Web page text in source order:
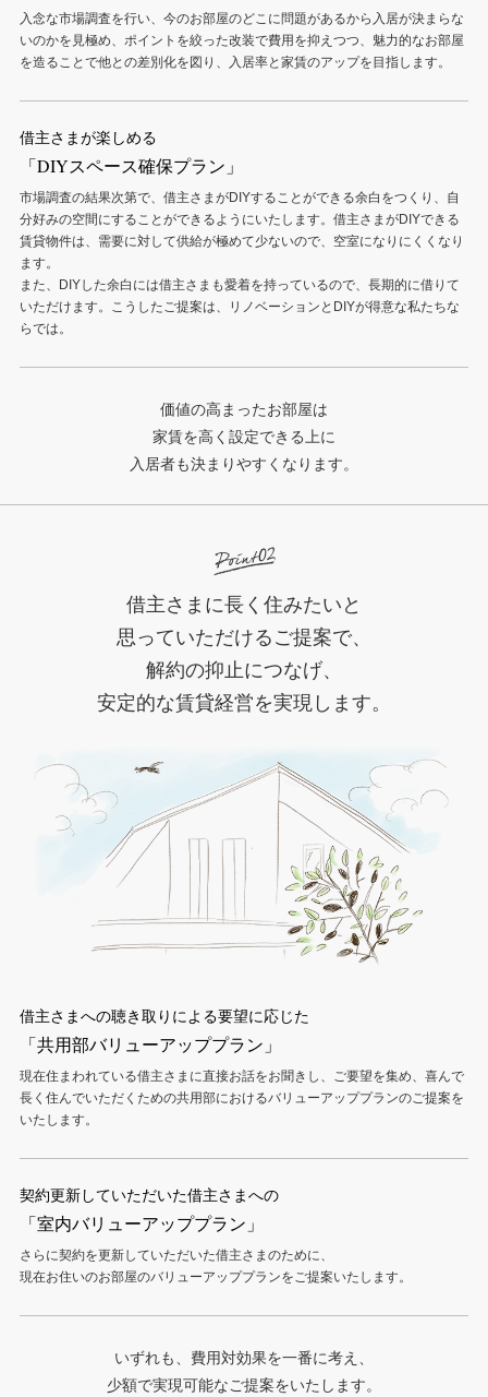
入念な市場調査を行い、今のお部屋のどこに問題があるから入居が決まらな
いのかを見極め、ポイントを絞った改装で費用を抑えつつ、魅力的なお部屋
を造ることで他との差別化を図り、入居率と家賃のアップを目指します。
借主さまが楽しめる
「DIYスペース確保プラン」
市場調査の結果次第で、借主さまがDIYすることができる余白をつくり、自
分好みの空間にすることができるようにいたします。借主さまがDIYできる
賃貸物件は、需要に対して供給が極めて少ないので、空室になりにくくなり
ます。
また、DIYした余白には借主さまも愛着を持っているので、長期的に借りて
いただけます。こうしたご提案は、リノベーションとDIYが得意な私たちな
らでは。
価値の高まったお部屋は
家賃を高く設定できる上に
入居者も決まりやすくなります。
借主さまに長く住みたいと
思っていただけるご提案で、
解約の抑止につなげ、
安定的な賃貸経営を実現します。
借主さまへの聴き取りによる要望に応じた
「共用部バリューアッププラン」
現在住まわれている借主さまに直接お話をお聞きし、ご要望を集め、喜んで
長く住んでいただくための共用部におけるバリューアッププランのご提案を
いたします。
契約更新していただいた借主さまへの
「室内バリューアッププラン」
さらに契約を更新していただいた借主さまのために、
現在お住いのお部屋のバリューアッププランをご提案いたします。
いずれも、費用対効果を一番に考え、
少額で実現可能なご提案をいたします。